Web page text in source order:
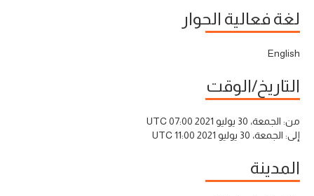
لغة فعالية الحوار
English
التاريخ/الوقت
من: الجمعة، 30 يوليو 2021 07:00 UTC
إلى: الجمعة، 30 يوليو 2021 11:00 UTC
المدينة